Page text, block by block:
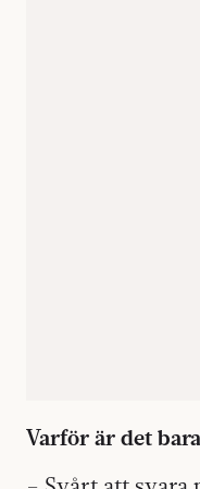
Varför är det